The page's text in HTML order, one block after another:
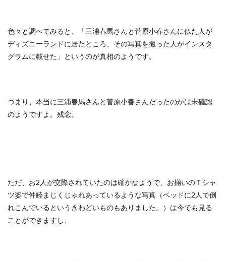
色々と調べてみると、「三浦春馬さんと菅原小春さんに似た人が
ディズニーランドに居たところ、その写真を撮った人がインスタ
グラムに載せた」というのが真相のようです。
つまり、本当に三浦春馬さんと菅原小春さんだったのかは未確認
のようですよ。残念。
ただ、お2人が交際されていたのは確かなようで、お揃いのＴシャ
ツ姿で仲睦まじくじゃれあっているような写真（ベッドに2人で倒
れこんでいるというきわどいものもありました。）は今でも見る
ことができますし、